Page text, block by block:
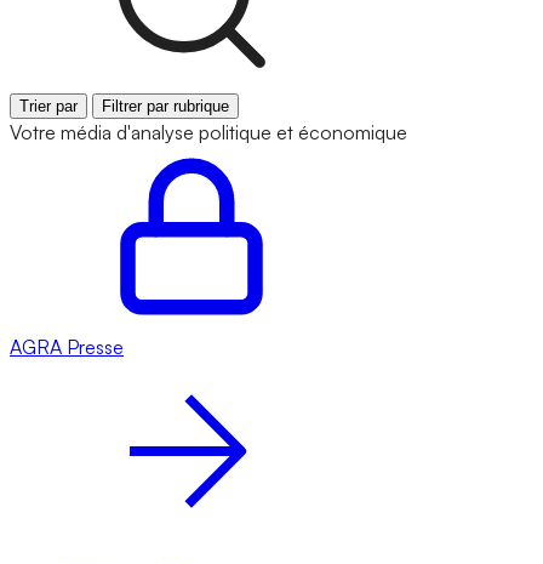
Trier par Filtrer par rubrique
Votre média d'analyse politique et économique
AGRA Presse